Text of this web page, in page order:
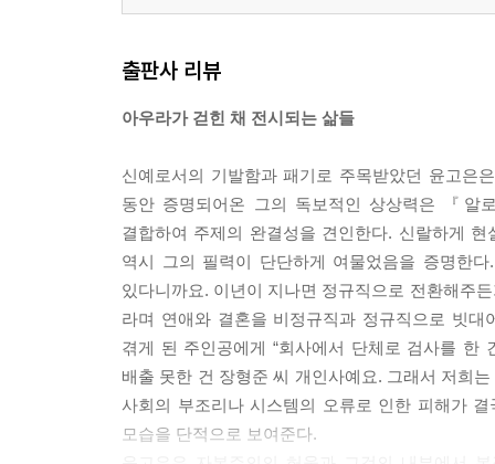
출판사 리뷰
아우라가 걷힌 채 전시되는 삶들
신예로서의 기발함과 패기로 주목받았던 윤고은
동안 증명되어온 그의 독보적인 상상력은 『알
결합하여 주제의 완결성을 견인한다. 신랄하게
역시 그의 필력이 단단하게 여물었음을 증명한
있다니까요. 이년이 지나면 정규직으로 전환해주
라며 연애와 결혼을 비정규직과 정규직으로 빗
겪게 된 주인공에게 “회사에서 단체로 검사를 한
배출 못한 건 장형준 씨 개인사예요. 그래서 저희
사회의 부조리나 시스템의 오류로 인한 피해가
모습을 단적으로 보여준다.